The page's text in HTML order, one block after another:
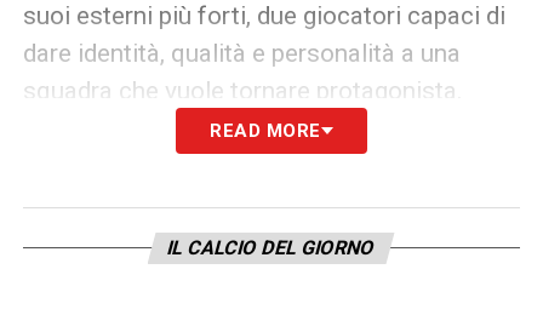
suoi esterni più forti, due giocatori capaci di
dare identità, qualità e personalità a una
squadra che vuole tornare protagonista.
READ MORE
IL CALCIO DEL GIORNO